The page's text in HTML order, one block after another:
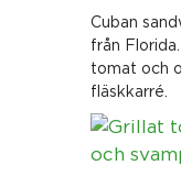
Cuban
från
tomat och
fläskkarré.